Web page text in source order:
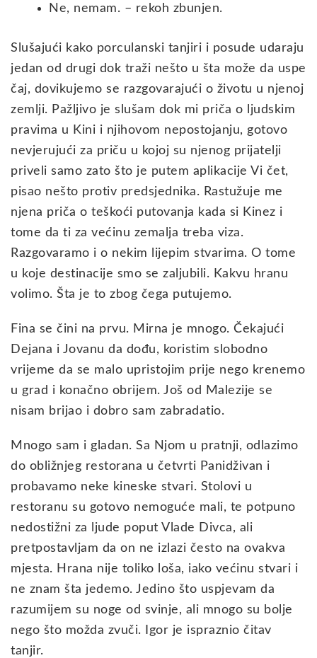
Ne, nemam. – rekoh zbunjen.
Slušajući kako porculanski tanjiri i posude udaraju
jedan od drugi dok traži nešto u šta može da uspe
čaj, dovikujemo se razgovarajući o životu u njenoj
zemlji. Pažljivo je slušam dok mi priča o ljudskim
pravima u Kini i njihovom nepostojanju, gotovo
nevjerujući za priču u kojoj su njenog prijatelji
priveli samo zato što je putem aplikacije Vi čet,
pisao nešto protiv predsjednika. Rastužuje me
njena priča o teškoći putovanja kada si Kinez i
tome da ti za većinu zemalja treba viza.
Razgovaramo i o nekim lijepim stvarima. O tome
u koje destinacije smo se zaljubili. Kakvu hranu
volimo. Šta je to zbog čega putujemo.
Fina se čini na prvu. Mirna je mnogo. Čekajući
Dejana i Jovanu da dođu, koristim slobodno
vrijeme da se malo upristojim prije nego krenemo
u grad i konačno obrijem. Još od Malezije se
nisam brijao i dobro sam zabradatio.
Mnogo sam i gladan. Sa Njom u pratnji, odlazimo
do obližnjeg restorana u četvrti Panidživan i
probavamo neke kineske stvari. Stolovi u
restoranu su gotovo nemoguće mali, te potpuno
nedostižni za ljude poput Vlade Divca, ali
pretpostavljam da on ne izlazi često na ovakva
mjesta. Hrana nije toliko loša, iako većinu stvari i
ne znam šta jedemo. Jedino što uspjevam da
razumijem su noge od svinje, ali mnogo su bolje
nego što možda zvuči. Igor je ispraznio čitav
tanjir.